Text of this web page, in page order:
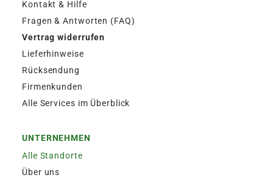
Kontakt & Hilfe
Fragen & Antworten (FAQ)
Vertrag widerrufen
Lieferhinweise
Rücksendung
Firmenkunden
Alle Services im Überblick
UNTERNEHMEN
Alle Standorte
Über uns